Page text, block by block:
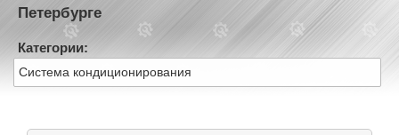
Петербурге
Категории:
Система кондиционирования